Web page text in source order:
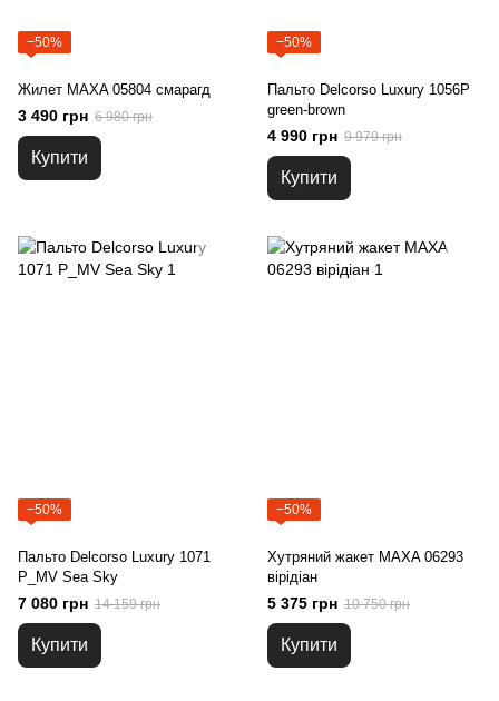
−50%
Жилет MAXA 05804 смарагд
3 490 грн 6 980 грн
Купити
−50%
Пальто Delcorso Luxury 1056P
green-brown
4 990 грн 9 979 грн
Купити
−50%
Пальто Delcorso Luxury 1071
P_MV Sea Sky
7 080 грн 14 159 грн
Купити
−50%
Хутряний жакет MAXA 06293
вірідіан
5 375 грн 10 750 грн
Купити